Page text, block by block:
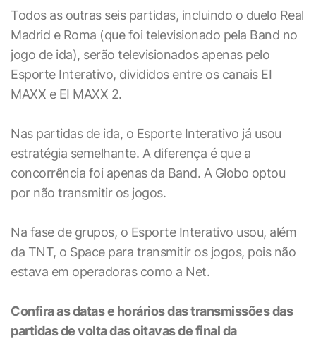
Todos as outras seis partidas, incluindo o duelo Real
Madrid e Roma (que foi televisionado pela Band no
jogo de ida), serão televisionados apenas pelo
Esporte Interativo, divididos entre os canais EI
MAXX e EI MAXX 2.
Nas partidas de ida, o Esporte Interativo já usou
estratégia semelhante. A diferença é que a
concorrência foi apenas da Band. A Globo optou
por não transmitir os jogos.
Na fase de grupos, o Esporte Interativo usou, além
da TNT, o Space para transmitir os jogos, pois não
estava em operadoras como a Net.
Confira as datas e horários das transmissões das
partidas de volta das oitavas de final da